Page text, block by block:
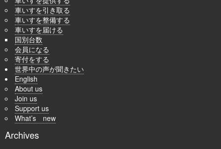
車いすを引き取る
車いすを整備する
車いすを届ける
国別台数
会員になる
寄付をする
世界中の声が聞きたい
English
About us
Join us
Support us
What’s new
Archives